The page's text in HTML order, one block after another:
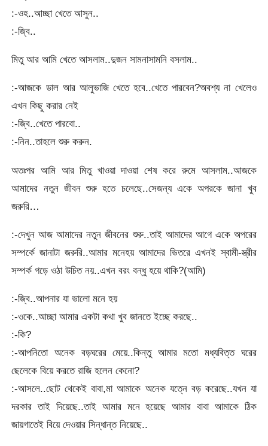
:-ওহ..আচ্ছা খেতে আসুন..
:-জ্বি..
মিতু আর আমি খেতে আসলাম..দুজন সামনাসামনি বসলাম..
:-আজকে ডাল আর আলুভাজি খেতে হবে..খেতে পারবেন?অবশ্য না খেলেও
এখন কিছু করার নেই
:-জ্বি..খেতে পারবো..
:-নিন..তাহলে শুরু করুন.
অতঃপর আমি আর মিতু খাওয়া দাওয়া শেষ করে রুমে আসলাম..আজকে
আমাদের নতুন জীবন শুরু হতে চলেছে..সেজন্য একে অপরকে জানা খুব
জরুরি…
:-দেখুন আজ আমাদের নতুন জীবনের শুরু..তাই আমাদের আগে একে অপরের
সম্পর্কে জানাটা জরুরি..আমার মনেহয় আমাদের ভিতরে এখনই স্বামী-স্ত্রীর
সম্পর্ক গড়ে ওঠা উচিত নয়..এখন বরং বন্ধু হয়ে থাকি?(আমি)
:-জ্বি..আপনার যা ভালো মনে হয়
:-ওকে..আচ্ছা আমার একটা কথা খুব জানতে ইচ্ছে করছে..
:-কি?
:-আপনিতো অনেক বড়ঘরের মেয়ে..কিন্তু আমার মতো মধ্যবিত্ত ঘরের
ছেলেকে বিয়ে করতে রাজি হলেন কেনো?
:-আসলে..ছোট থেকেই বাবা,মা আমাকে অনেক যত্নে বড় করেছে..যখন যা
দরকার তাই দিয়েছে..তাই আমার মনে হয়েছে আমার বাবা আমাকে ঠিক
জায়গাতেই বিয়ে দেওয়ার সিন্ধান্ত নিয়েছে..